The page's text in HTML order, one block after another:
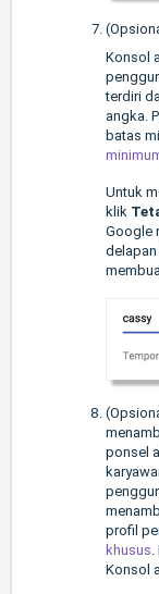
Konsol
terdiri
angka.
batas
Untuk
klik
Google
delapan
ponsel
profil
khusus.
Konsol